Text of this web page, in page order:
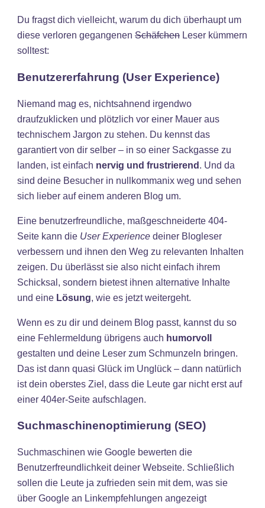
Du fragst dich vielleicht, warum du dich überhaupt um
diese verloren gegangenen Schäfchen Leser kümmern
solltest:
Benutzererfahrung (User Experience)
Niemand mag es, nichtsahnend irgendwo
draufzuklicken und plötzlich vor einer Mauer aus
technischem Jargon zu stehen. Du kennst das
garantiert von dir selber – in so einer Sackgasse zu
landen, ist einfach nervig und frustrierend . Und da
sind deine Besucher in nullkommanix weg und sehen
sich lieber auf einem anderen Blog um.
Eine benutzerfreundliche, maßgeschneiderte 404-
Seite kann die User Experience deiner Blogleser
verbessern und ihnen den Weg zu relevanten Inhalten
zeigen. Du überlässt sie also nicht einfach ihrem
Schicksal, sondern bietest ihnen alternative Inhalte
und eine Lösung, wie es jetzt weitergeht.
Wenn es zu dir und deinem Blog passt, kannst du so
eine Fehlermeldung übrigens auch humorvoll
gestalten und deine Leser zum Schmunzeln bringen.
Das ist dann quasi Glück im Unglück – dann natürlich
ist dein oberstes Ziel, dass die Leute gar nicht erst auf
einer 404er-Seite aufschlagen.
Suchmaschinenoptimierung (SEO)
Suchmaschinen wie Google bewerten die
Benutzerfreundlichkeit deiner Webseite. Schließlich
sollen die Leute ja zufrieden sein mit dem, was sie
über Google an Linkempfehlungen angezeigt